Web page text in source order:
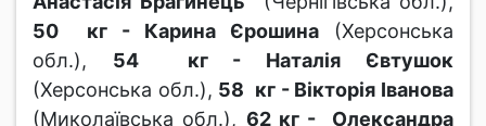
50 кг - Карина Єрошина (Херсонська
обл.), 54 кг - Наталія
Євтушок
(Херсонська обл.), 58 кг - Вікторія Іванова
(Миколаївська обл.), 62 кг - Олександра